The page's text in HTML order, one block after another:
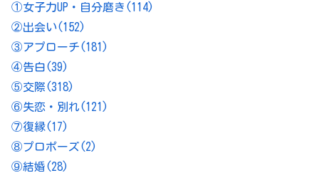
①女子力UP・自分磨き (114)
②出会い(152)
③アプローチ(181)
④告白(39)
⑤交際(318)
⑥失恋・別れ(121)
⑦復縁(17)
⑧プロポーズ(2)
⑨結婚(28)